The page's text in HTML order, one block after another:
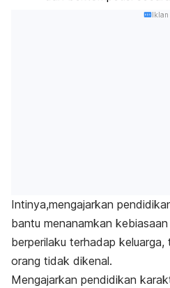
Iklan
Intinya,mengajarkan
bantu menanamkan
berperilaku terhadap
orang tidak dikenal.
Mengajarkan pendidikan